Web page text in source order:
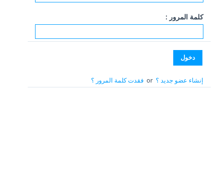
كلمة المرور :
إنشاء عضو جديد ؟or فقدت كلمة المرور ؟